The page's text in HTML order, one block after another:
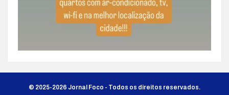
© 2025-2026 Jornal Foco - Todos os direitos reservados.